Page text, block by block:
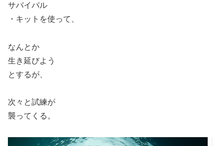
サバイバル
・キットを使って、
なんとか
生き延びよう
とするが、
次々と試練が
襲ってくる。